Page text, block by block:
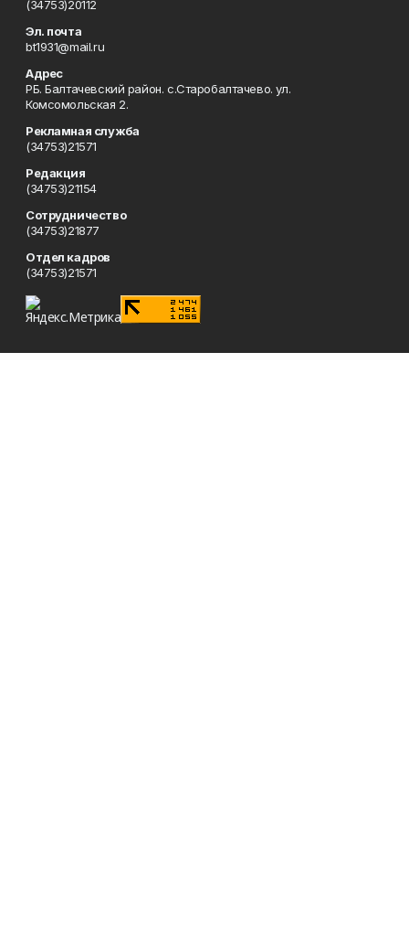
(34753)20112
Эл. почта
bt1931@mail.ru
Адрес
РБ. Балтачевский район. с.Старобалтачево. ул.
Комсомольская 2.
Рекламная служба
(34753)21571
Редакция
(34753)21154
Сотрудничество
(34753)21877
Отдел кадров
(34753)21571